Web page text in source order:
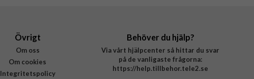
Övrigt
Om oss
Om cookies
Integritetspolicy
Behöver du hjälp?
Via vårt hjälpcenter så hittar du svar
på de vanligaste frågorna:
https://help.tillbehor.tele2.se